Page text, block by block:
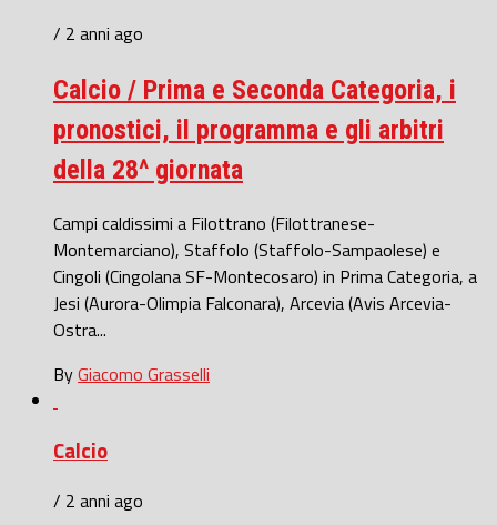
/ 2 anni ago
Calcio / Prima e Seconda Categoria, i
pronostici, il programma e gli arbitri
della 28^ giornata
Campi caldissimi a Filottrano (Filottranese-
Montemarciano), Staffolo (Staffolo-Sampaolese) e
Cingoli (Cingolana SF-Montecosaro) in Prima Categoria, a
Jesi (Aurora-Olimpia Falconara), Arcevia (Avis Arcevia-
Ostra...
ByGiacomo Grasselli
Calcio
/ 2 anni ago